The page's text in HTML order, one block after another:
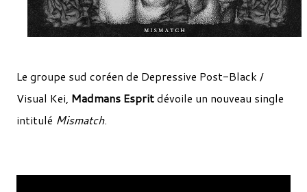
Le groupe sud coréen de Depressive Post-Black /
Visual Kei, Madmans Espritdévoile un nouveau single
intitulé Mismatch.